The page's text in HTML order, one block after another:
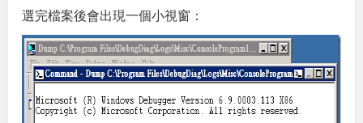
選完檔案後會出現一個小視窗：